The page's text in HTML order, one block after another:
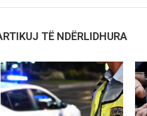
TË NDËRLIDHURA